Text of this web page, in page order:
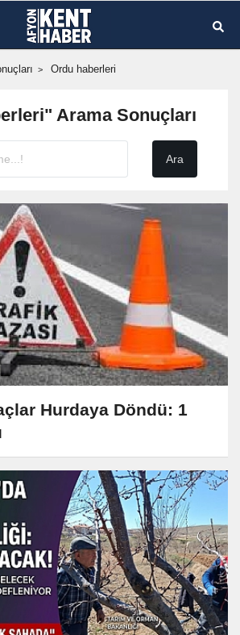
Ordu haberleri
Arama Sonuçları
Hurdaya Döndü: 1